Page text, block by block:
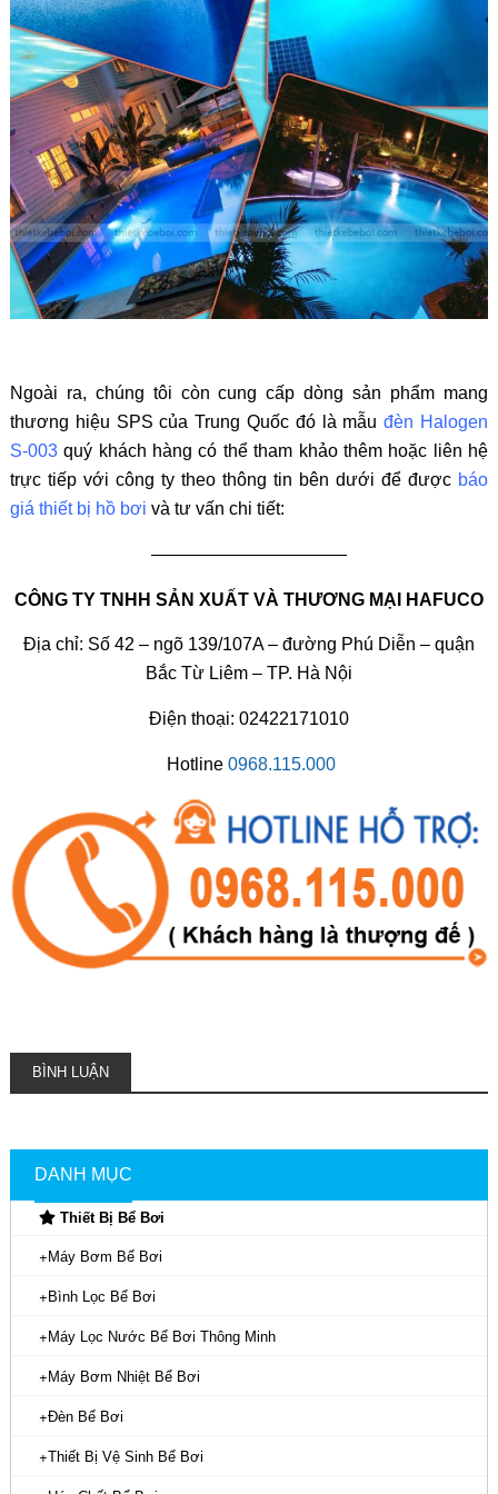
Ngoài ra, chúng tôi còn cung cấp dòng sản phẩm mang
thương hiệu SPS của Trung Quốc đó là mẫuđèn Halogen
S-003quý khách hàng có thể tham khảo thêm hoặc liên hệ
trực tiếp với công ty theo thông tin bên dưới để được báo
giá thiết bị hồ bơi và tư vấn chi tiết:
———————————
CÔNG TY TNHH SẢN XUẤT VÀ THƯƠNG MẠI HAFUCO
Địa chỉ: Số 42 – ngõ 139/107A – đường Phú Diễn – quận
Bắc Từ Liêm – TP. Hà Nội
Điện thoại: 02422171010
Hotline 0968.115.000
BÌNH LUẬN
DANH MỤC
Thiết Bị Bể Bơi
Máy Bơm Bể Bơi
Bình Lọc Bể Bơi
Máy Lọc Nước Bể Bơi Thông Minh
Máy Bơm Nhiệt Bể Bơi
Đèn Bể Bơi
Thiết Bị Vệ Sinh Bể Bơi